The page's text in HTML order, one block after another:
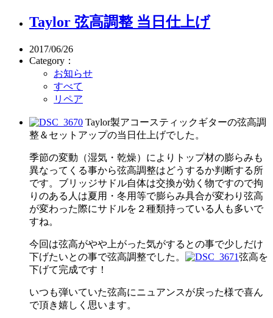
Taylor 弦高調整 当日仕上げ
2017/06/26
Category：
お知らせ
すべて
リペア
Taylor製アコースティックギターの弦高調
整＆セットアップの当日仕上げでした。
季節の変動（湿気・乾燥）によりトップ材の膨らみも
異なってくる事から弦高調整はどうするか判断する所
です。ブリッジサドル自体は交換が効く物ですので拘
りのある人は夏用・冬用等で膨らみ具合が変わり弦高
が変わった際にサドルを２種類持っている人も多いで
すね。
今回は弦高がやや上がった気がするとの事で少しだけ
下げたいとの事で弦高調整でした。
弦高を
下げて完成です！
いつも弾いていた弦高にニュアンスが戻った様で喜ん
で頂き嬉しく思います。